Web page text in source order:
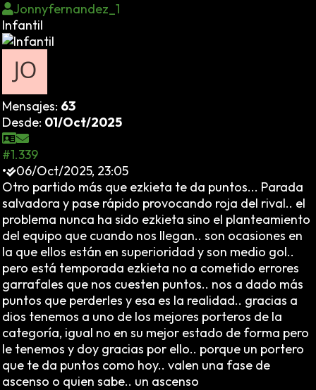
Jonnyfernandez_1
Infantil
Mensajes: 63
Desde: 01/Oct/2025
#1.339
•
06/Oct/2025, 23:05
Otro partido más que ezkieta te da puntos... Parada
salvadora y pase rápido provocando roja del rival.. el
problema nunca ha sido ezkieta sino el planteamiento
del equipo que cuando nos llegan.. son ocasiones en
la que ellos están en superioridad y son medio gol..
pero está temporada ezkieta no a cometido errores
garrafales que nos cuesten puntos.. nos a dado más
puntos que perderles y esa es la realidad.. gracias a
dios tenemos a uno de los mejores porteros de la
categoría, igual no en su mejor estado de forma pero
le tenemos y doy gracias por ello.. porque un portero
que te da puntos como hoy.. valen una fase de
ascenso o quien sabe.. un ascenso